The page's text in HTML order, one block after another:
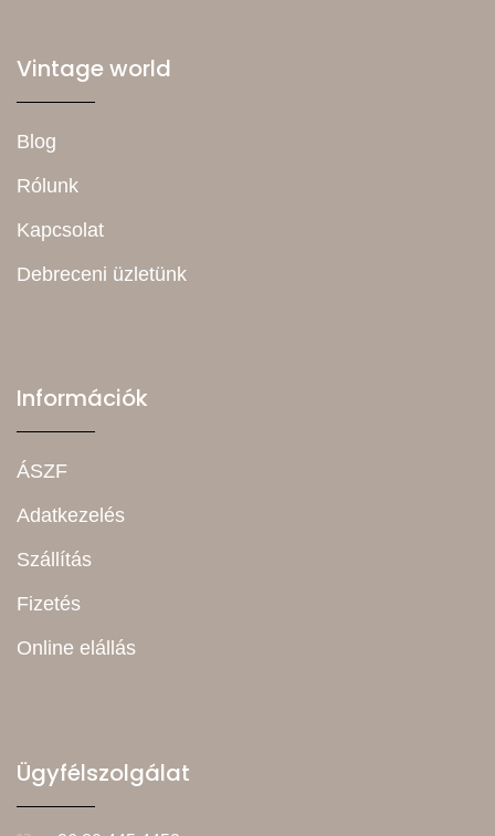
Vintage world
Blog
Rólunk
Kapcsolat
Debreceni üzletünk
Információk
ÁSZF
Adatkezelés
Szállítás
Fizetés
Online elállás
Ügyfélszolgálat